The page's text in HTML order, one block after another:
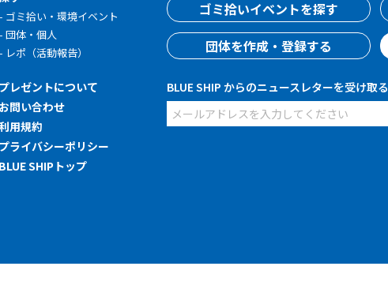
ゴミ拾い・環境イベント
団体・個人
レポ（活動報告）
プレゼントについて
お問い合わせ
用規約
プライバシーポリシー
BLUE SHIPトップ
ゴミ拾いイベントを探す
団体を作成・登録する
BLUE SHIP からのニュースレターを受け取る